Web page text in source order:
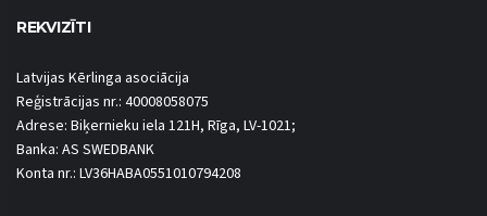
REKVIZĪTI
Latvijas Kērlinga asociācija
Reģistrācijas nr.: 40008058075
Adrese: Biķernieku iela 121H, Rīga, LV-1021;
Banka: AS SWEDBANK
Konta nr.: LV36HABA0551010794208